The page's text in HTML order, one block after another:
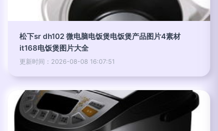
松下sr dh102 微电脑电饭煲电饭煲产品图片4素材
it168电饭煲图片大全
更新时间：2026-08-08 16:07:51